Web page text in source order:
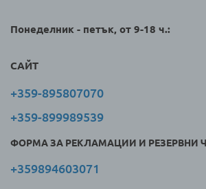
Понеделник - петък, от 9-18 ч.:
САЙТ
+359-895807070
+359-899989539
ФОРМА ЗА РЕКЛАМАЦИИ И РЕЗЕРВНИ
+359894603071